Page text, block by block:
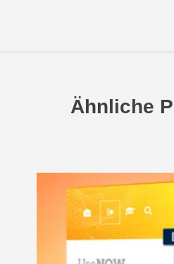
Ähnliche